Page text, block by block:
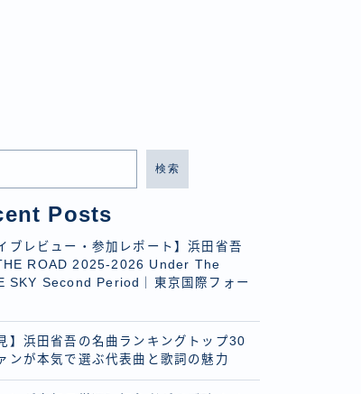
検索
Posts
ブレビュー・参加レポート】浜田省吾
ROAD 2025-2026 Under The
SKY Second Period｜東京国際フォー
】浜田省吾の名曲ランキングトップ30
ンが本気で選ぶ代表曲と歌詞の魅力